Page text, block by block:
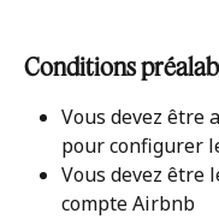
Conditions
Vous devez être
pour configurer
Vous devez être
compte Airbnb